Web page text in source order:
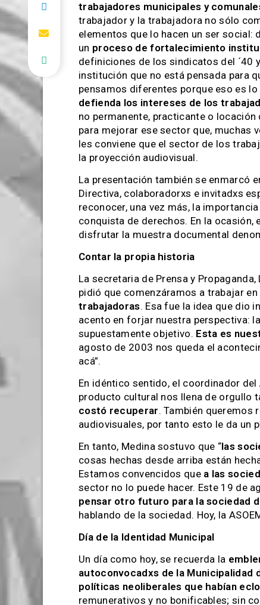
trabajadores municipales y
trabajador y la trabajadora no sólo
elementos que lo hacen un ser
un proceso de fortalecimiento
definiciones de los sindicatos del ´40
institución que no está pensada para
pensamos diferentes porque eso es
defienda los intereses de los
no permanente, practicante o
para mejorar ese sector que, muchas
les conviene que el sector de los
la proyección audiovisual.
La presentación también se enmarcó
Directiva, colaboradorxs e invitadxs
reconocer, una vez más, la
conquista de derechos. En la
disfrutar la muestra documental
Contar la propia historia
La secretaria de Prensa y
pidió que comenzáramos a trabajar
trabajadoras. Esa fue la idea que dio
acento en forjar nuestra perspectiva:
supuestamente objetivo. Esta es
agosto de 2003 nos queda el
acá”.
En idéntico sentido, el coordinador
producto cultural nos llena de orgullo
costó recuperar. También queremos
audiovisuales, por tanto esto le da un
En tanto, Medina sostuvo que “las
cosas hechas desde arriba están
Estamos convencidos que a las
sector no lo puede hacer. Este 19 de
pensar otro futuro para la sociedad
hablando de la sociedad. Hoy, la
Día de la Identidad Municipal
Un día como hoy, se recuerda la
autoconvocadxs de la Municipalidad
políticas neoliberales que habían
remunerativos y no bonificables; sin